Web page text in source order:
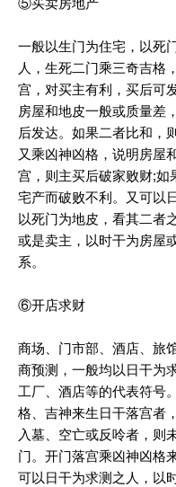
⑤买卖房地产
一般以生门为住宅，以死
人，生死二门乘三奇吉格
宫，对买主有利，买后可
房屋和地皮一般或质量差
后发达。如果二者比和，
又乘凶神凶格，说明房屋
宫，则主买后破家败财;如
宅产而破败不利。又可以
以死门为地皮，看其二者
或是卖主，以时干为房屋
系。
⑥开店求财
商场、门市部、酒店、旅
商预测，一般均以日干为
工厂、酒店等的代表符号
格、吉神来生日干落宫者
入墓、空亡或反呤者，则
门。开门落宫乘凶神凶格
可以日干为求测之人，以